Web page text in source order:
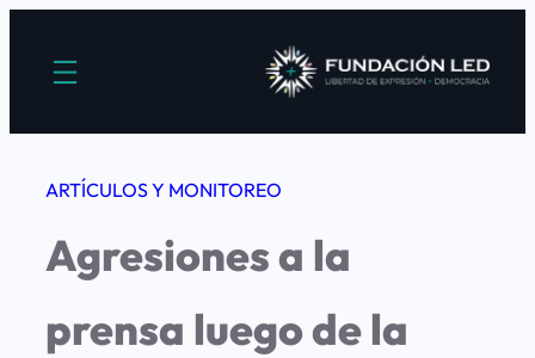
ARTÍCULOS Y MONITOREO
Agresiones a la
prensa luego de la